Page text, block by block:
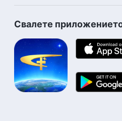
Свалете